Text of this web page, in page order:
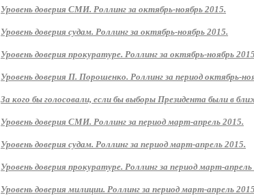
Уровень доверия СМИ. Роллинг за октябрь-ноябрь 2015.
Уровень доверия судам. Роллинг за октябрь-ноябрь 2015.
Уровень доверия прокуратуре. Роллинг за октябрь-ноябрь
Уровень доверия П. Порошенко. Роллинг за период октябрь-
За кого бы голосовали, если бы выборы Президента были в
Уровень доверия СМИ. Роллинг за период март-апрель 2015.
Уровень доверия судам. Роллинг за период март-апрель 2015.
Уровень доверия прокуратуре. Роллинг за период март-апрель
Уровень доверия милиции. Роллинг за период март-апрель